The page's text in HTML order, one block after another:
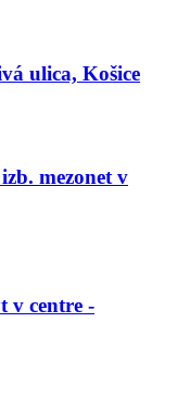
ulica, Košice
mezonet v
v centre -